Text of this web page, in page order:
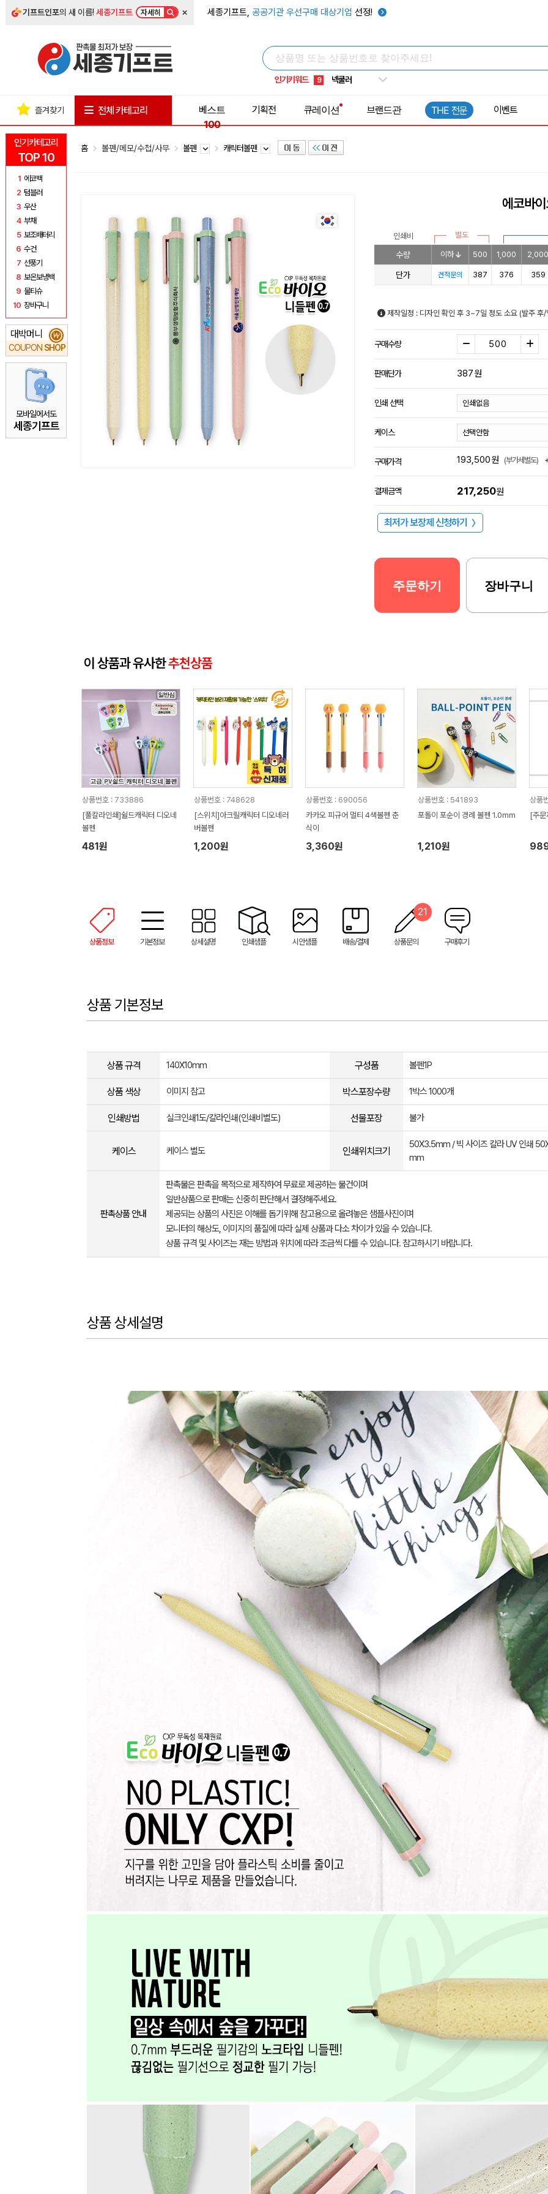
기프트인포의 새 이름!세종기프트 자세히 × 세종기프트, 공공기관 우선구매 대상기업 선정!
인기키워드
5 키캡
8 쿨토시
9 넥쿨러
1 선풍기
인기카테고리
TOP 10
1 에코백
2 텀블러
3 우산
4 부채
5 보조배터리
6 수건
7 선풍기
8 보온보냉백
9 물티슈
10 장바구니
대박머니
COUPON SHOP
₩
모바일에서도
세종기프트
즐겨찾기 전체 카테고리
베스트
100
기획전 큐레이션 브랜드관 THE 전문 이벤트
홈 볼펜/메모/수첩/사무 볼펜 캐릭터볼펜
에코바
인쇄비 별도
수량 이하 500 1,000 2,000
단가 견적문의 387 376 359
제작일정 : 디자인 확인 후 3~7일 정도 소요 (발주 후
구매수량
판매단가 387원
인쇄 선택
케이스
구매가격 193,500원 (부가세별도)
결제금액 217,250원
최저가 보장제 신청하기 〉
주문하기 장바구니
이 상품과 유사한추천상품
상품번호 : 733886
[풀칼라인쇄]쉴드캐릭터 디오네
볼펜
481원
상품번호 : 748628
[스위치]아크릴캐릭터 디오네러
버볼펜
1,200원
상품번호 : 690056
카카오 피규어 멀티 4색볼펜 춘
식이
3,360원
상품번호 : 541893
포돌이 포순이 경례 볼펜 1.0mm
1,210원
상품
[주문
상품정보 기본정보 상세설명 인쇄샘플 시안샘플 배송/결제 상품문의
21
구매후기
상품 기본정보
상품 규격 140X10mm 구성품 볼펜1P
상품 색상 이미지 참고 박스포장수량 1박스 1000개
인쇄방법 실크인쇄1도/칼라인쇄(인쇄비별도) 선물포장 불가
케이스 케이스 별도 인쇄위치크기
50X3.5mm / 빅 사이즈 칼라 UV 인쇄
mm
판촉상품 안내
판촉물은 판촉을 목적으로 제작하여 무료로 제공하는 물건이며
일반상품으로 판매는 신중히 판단해서 결정해주세요.
제공되는 상품의 사진은 이해를 돕기위해 참고용으로 올려놓은 샘플사진이며
모니터의 해상도, 이미지의 품질에 따라 실제 상품과 다소 차이가 있을 수 있습니다.
상품 규격 및 사이즈는 재는 방법과 위치에 따라 조금씩 다를 수 있습니다. 참고하시기 바랍니다.
상품 상세설명